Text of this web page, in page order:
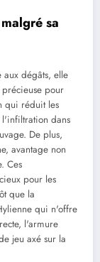
sa
dégâts, elle
pour
qui réduit les
l'infiltration dans
De plus,
avantage non
Ces
pour les
que la
qui n'offre
l'armure
jeu axé sur la